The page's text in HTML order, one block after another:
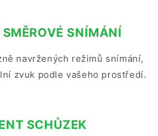
SNÍMÁNÍ
navržených režimů snímání,
zvuk podle vašeho prostředí.
SCHŮZEK